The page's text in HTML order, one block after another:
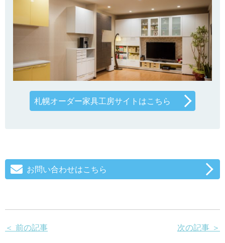
札幌オーダー家具工房サイトはこちら
お問い合わせはこちら
＜ 前の記事 次の記事 ＞